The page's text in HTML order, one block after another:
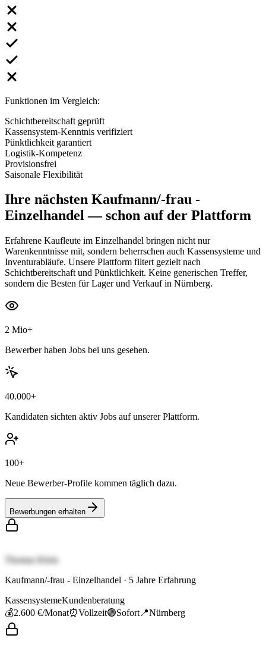
Funktionen im Vergleich:
Schichtbereitschaft geprüft
Kassensystem-Kenntnis verifiziert
Pünktlichkeit garantiert
Logistik-Kompetenz
Provisionsfrei
Saisonale Flexibilität
Ihre nächsten Kaufmann/-frau -
Einzelhandel— schon auf der Plattform
Erfahrene Kaufleute im Einzelhandel bringen nicht nur
Warenkenntnisse mit, sondern beherrschen auch Kassensysteme und
Inventurabläufe. Unsere Plattform filtert gezielt nach
Schichtbereitschaft und Pünktlichkeit. Keine generischen Treffer,
sondern die Besten für Lager und Verkauf in Nürnberg.
2 Mio+
Bewerber haben Jobs bei uns gesehen.
40.000+
Kandidaten sichten aktiv Jobs auf unserer Plattform.
100+
Neue Bewerber-Profile kommen täglich dazu.
Bewerbungen erhalten
Thomas Klein
Kaufmann/-frau - Einzelhandel · 5 Jahre Erfahrung
KassensystemeKundenberatung
💰2.600 €/Monat⏰Vollzeit🟢Sofort 📍Nürnberg